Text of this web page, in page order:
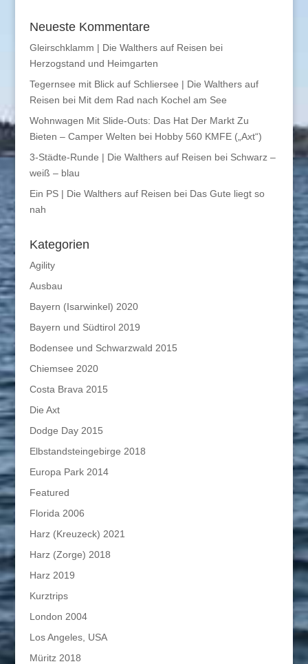
Neueste Kommentare
Gleirschklamm | Die Walthers auf Reisen bei
Herzogstand und Heimgarten
Tegernsee mit Blick auf Schliersee | Die Walthers auf
Reisen bei Mit dem Rad nach Kochel am See
Wohnwagen Mit Slide-Outs: Das Hat Der Markt Zu
Bieten – Camper Welten bei Hobby 560 KMFE („Axt“)
3-Städte-Runde | Die Walthers auf Reisen bei Schwarz –
weiß – blau
Ein PS | Die Walthers auf Reisen bei Das Gute liegt so
nah
Kategorien
Agility
Ausbau
Bayern (Isarwinkel) 2020
Bayern und Südtirol 2019
Bodensee und Schwarzwald 2015
Chiemsee 2020
Costa Brava 2015
Die Axt
Dodge Day 2015
Elbstandsteingebirge 2018
Europa Park 2014
Featured
Florida 2006
Harz (Kreuzeck) 2021
Harz (Zorge) 2018
Harz 2019
Kurztrips
London 2004
Los Angeles, USA
Müritz 2018